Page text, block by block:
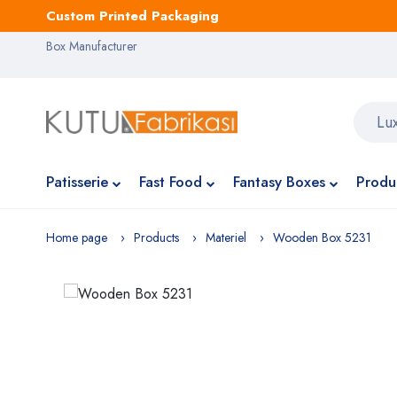
Custom Printed Packaging
Box Manufacturer
Patisserie Fast Food Fantasy Boxes
Home page Products Materiel Wooden Box 5231